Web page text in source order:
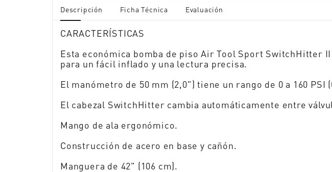
Descripción Ficha Técnica Evaluación
CARACTERÍSTICAS
Esta económica bomba de piso Air Tool Sport SwitchHitter
para un fácil inflado y una lectura precisa.
El manómetro de 50 mm (2,0") tiene un rango de 0 a 160 PSI
El cabezal SwitchHitter cambia automáticamente entre
Mango de ala ergonómico.
Construcción de acero en base y cañón.
Manguera de 42" (106 cm).